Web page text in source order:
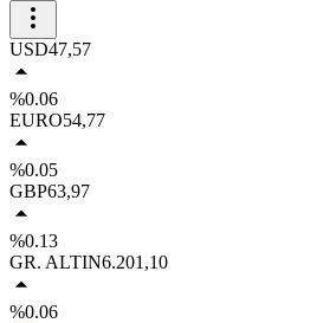
USD47,57
%0.06
EURO54,77
%0.05
GBP63,97
%0.13
GR. ALTIN6.201,10
%0.06